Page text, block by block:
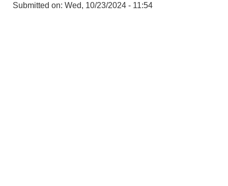
Submitted on: Wed, 10/23/2024 - 11:54